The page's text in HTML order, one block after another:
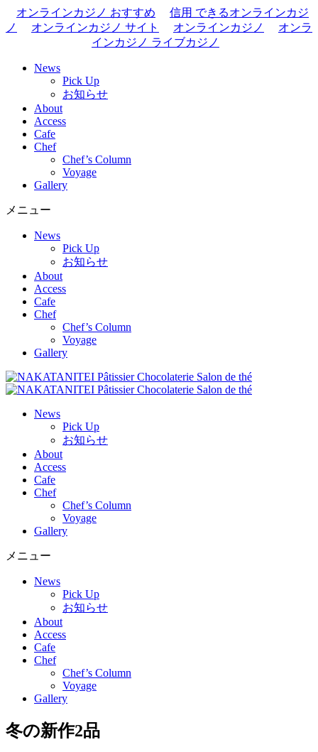
オンラインカジノ おすすめ
信用 できるオンラインカジ
ノ
オンラインカジノ サイト オンラインカジノ
オンラ
インカジノ ライブカジノ
News
Pick Up
お知らせ
About
Access
Cafe
Chef
Chef’s Column
Voyage
Gallery
メニュー
News
Pick Up
お知らせ
About
Access
Cafe
Chef
Chef’s Column
Voyage
Gallery
News
Pick Up
お知らせ
About
Access
Cafe
Chef
Chef’s Column
Voyage
Gallery
メニュー
News
Pick Up
お知らせ
About
Access
Cafe
Chef
Chef’s Column
Voyage
Gallery
冬の新作2品